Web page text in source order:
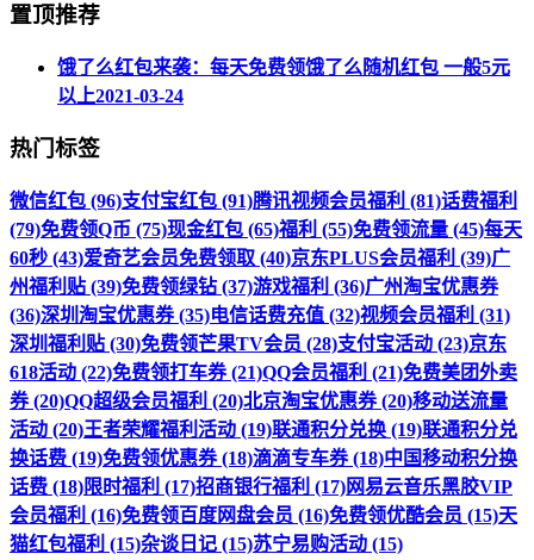
置顶推荐
饿了么红包来袭：每天免费领饿了么随机红包 一般5元
以上2021-03-24
热门标签
微信红包 (96)支付宝红包 (91)腾讯视频会员福利 (81)话费福利
(79)免费领Q币 (75)现金红包 (65)福利 (55)免费领流量 (45)每天
60秒 (43)爱奇艺会员免费领取 (40)京东PLUS会员福利 (39)广
州福利贴 (39)免费领绿钻 (37)游戏福利 (36)广州淘宝优惠券
(36)深圳淘宝优惠券 (35)电信话费充值 (32)视频会员福利 (31)
深圳福利贴 (30)免费领芒果TV会员 (28)支付宝活动 (23)京东
618活动 (22)免费领打车券 (21)QQ会员福利 (21)免费美团外卖
券 (20)QQ超级会员福利 (20)北京淘宝优惠券 (20)移动送流量
活动 (20)王者荣耀福利活动 (19)联通积分兑换 (19)联通积分兑
换话费 (19)免费领优惠券 (18)滴滴专车券 (18)中国移动积分换
话费 (18)限时福利 (17)招商银行福利 (17)网易云音乐黑胶VIP
会员福利 (16)免费领百度网盘会员 (16)免费领优酷会员 (15)天
猫红包福利 (15)杂谈日记 (15)苏宁易购活动 (15)